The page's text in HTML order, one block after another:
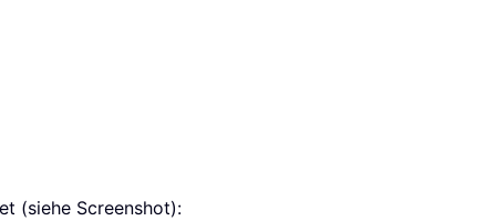
(siehe Screenshot):